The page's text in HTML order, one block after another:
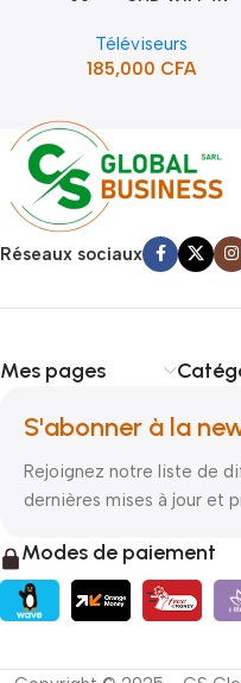
Téléviseurs
185,000 CFA
Réseaux sociaux
Mes pages
S'abonner à la
Rejoignez notre liste de
dernières mises à jour et
Modes de paiement